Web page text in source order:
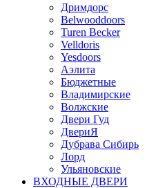
Дримдорс
Belwooddoors
Turen Becker
Velldoris
Yesdoors
Аэлита
Бюджетные
Владимирские
Волжские
Двери Гуд
ДвериЯ
Дубрава Сибирь
Лорд
Ульяновские
ВХОДНЫЕ ДВЕРИ